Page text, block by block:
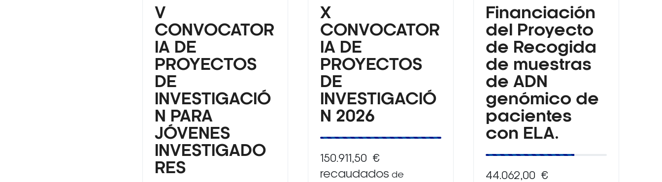
V
CONVOCATOR
IA DE
PROYECTOS
DE
INVESTIGACIÓ
N PARA
JÓVENES
INVESTIGADO
RES
X
CONVOCATOR
IA DE
PROYECTOS
DE
INVESTIGACIÓ
N 2026
150.911,50 €
recaudados de
Financiación
del Proyecto
de Recogida
de muestras
de ADN
genómico de
pacientes
con ELA.
44.062,00 €